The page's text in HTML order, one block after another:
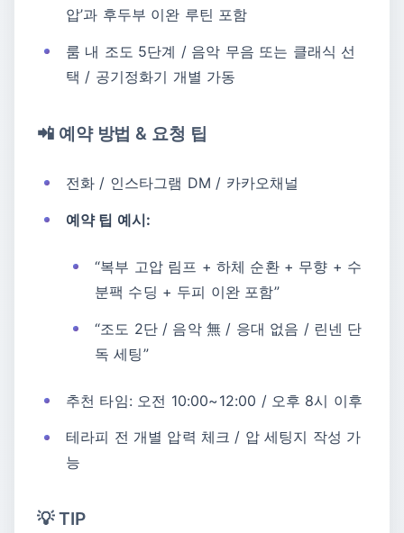
압’과 후두부 이완 루틴 포함
룸 내 조도 5단계 / 음악 무음 또는 클래식 선
택 / 공기정화기 개별 가동
📲 예약 방법 & 요청 팁
전화 / 인스타그램 DM / 카카오채널
예약 팁 예시:
“복부 고압 림프 + 하체 순환 + 무향 + 수
분팩 수딩 + 두피 이완 포함”
“조도 2단 / 음악 無 / 응대 없음 / 린넨 단
독 세팅”
추천 타임: 오전 10:00~12:00 / 오후 8시 이후
테라피 전 개별 압력 체크 / 압 세팅지 작성 가
능
💡 TIP